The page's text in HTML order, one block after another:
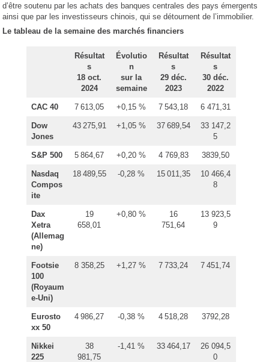
d’être soutenu par les achats des banques centrales des pays émergents
ainsi que par les investisseurs chinois, qui se détournent de l’immobilier.
Le tableau de la semaine des marchés financiers
Résultat
s
18 oct.
2024
Évolutio
n
sur la
semaine
Résultat
s
29 déc.
2023
Résultat
s
30 déc.
2022
CAC 40 7 613,05 +0,15 % 7 543,18 6 471,31
Dow
Jones
43 275,91 +1,05 % 37 689,54
33 147,2
5
S&P 500 5 864,67 +0,20 % 4 769,83 3839,50
Nasdaq
Compos
ite
18 489,55 -0,28 % 15 011,35
10 466,4
8
Dax
Xetra
(Allemag
ne)
19
658,01
+0,80 %
16
751,64
13 923,5
9
Footsie
100
(Royaum
e-Uni)
8 358,25 +1,27 % 7 733,24 7 451,74
Eurosto
xx 50
4 986,27 -0,38 % 4 518,28 3792,28
Nikkei
225
38
981,75
-1,41 % 33 464,17
26 094,5
0